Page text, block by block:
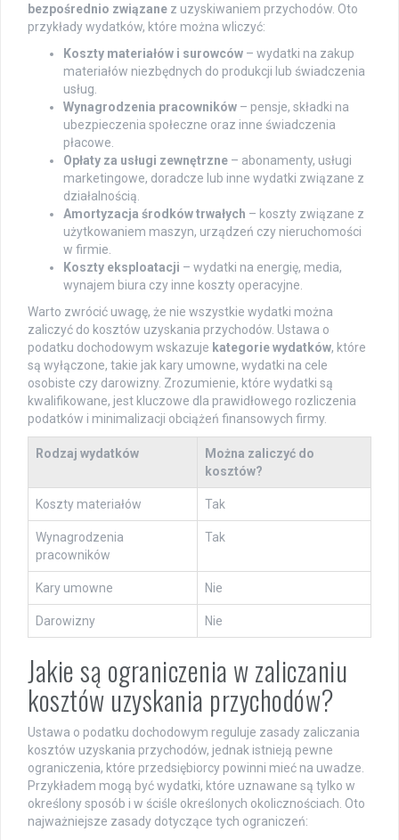
bezpośrednio związane z uzyskiwaniem przychodów. Oto
przykłady wydatków, które można wliczyć:
Koszty materiałów i surowców – wydatki na zakup
materiałów niezbędnych do produkcji lub świadczenia
usług.
Wynagrodzenia pracowników – pensje, składki na
ubezpieczenia społeczne oraz inne świadczenia
płacowe.
Opłaty za usługi zewnętrzne – abonamenty, usługi
marketingowe, doradcze lub inne wydatki związane z
działalnością.
Amortyzacja środków trwałych – koszty związane z
użytkowaniem maszyn, urządzeń czy nieruchomości
w firmie.
Koszty eksploatacji – wydatki na energię, media,
wynajem biura czy inne koszty operacyjne.
Warto zwrócić uwagę, że nie wszystkie wydatki można
zaliczyć do kosztów uzyskania przychodów. Ustawa o
podatku dochodowym wskazuje kategorie wydatków, które
są wyłączone, takie jak kary umowne, wydatki na cele
osobiste czy darowizny. Zrozumienie, które wydatki są
kwalifikowane, jest kluczowe dla prawidłowego rozliczenia
podatków i minimalizacji obciążeń finansowych firmy.
Rodzaj wydatków
Można zaliczyć do
kosztów?
Koszty materiałów Tak
Wynagrodzenia
pracowników
Tak
Kary umowne Nie
Darowizny Nie
Jakie są ograniczenia w zaliczaniu
kosztów uzyskania przychodów?
Ustawa o podatku dochodowym reguluje zasady zaliczania
kosztów uzyskania przychodów, jednak istnieją pewne
ograniczenia, które przedsiębiorcy powinni mieć na uwadze.
Przykładem mogą być wydatki, które uznawane są tylko w
określony sposób i w ściśle określonych okolicznościach. Oto
najważniejsze zasady dotyczące tych ograniczeń: